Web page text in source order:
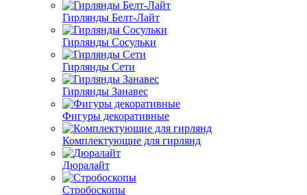
Гирлянды Белт-Лайт
Гирлянды Сосульки
Гирлянды Сети
Гирлянды Занавес
Фигуры декоративные
Комплектующие для гирлянд
Дюралайт
Стробоскопы